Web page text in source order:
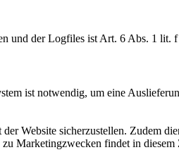
und der Logfiles ist Art. 6 Abs. 1 lit.
ist notwendig, um eine
Website sicherzustellen. Zudem
Marketingzwecken findet in diesem